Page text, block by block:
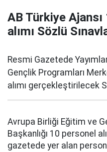
AB Türkiye
alımı Sözlü
Resmi Gazetede
Gençlik Programları
alımı gerçekleştirilecek
Avrupa Birliği Eğitim ve
Başkanlığı 10 personel
gazetede yer alan